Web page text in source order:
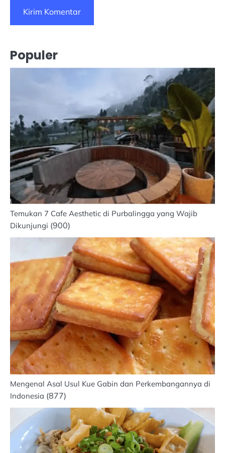
Populer
Temukan 7 Cafe Aesthetic di Purbalingga yang Wajib
Dikunjungi (900)
Mengenal Asal Usul Kue Gabin dan Perkembangannya di
Indonesia (877)